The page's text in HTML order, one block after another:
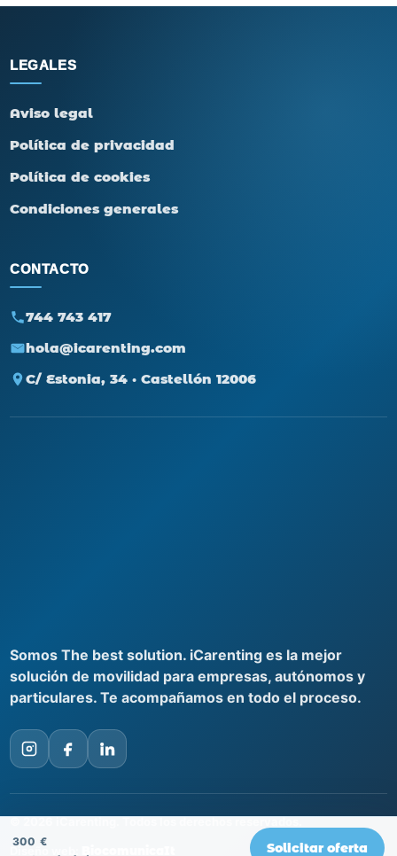
300 €
Solicitar oferta
LEGALES
Aviso legal
Política de privacidad
Política de cookies
Condiciones generales
CONTACTO
744 743 417
hola@icarenting.com
C/ Estonia, 34 · Castellón 12006
Somos The best solution. iCarenting es la mejor
solución de movilidad para empresas, autónomos y
particulares. Te acompañamos en todo el proceso.
© 2026 iCarenting. Todos los derechos reservados.
Diseño web: